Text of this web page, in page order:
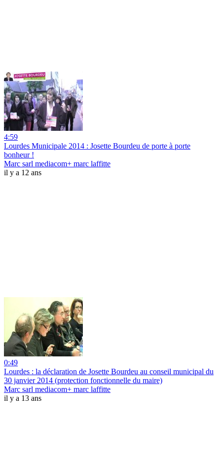
4:59
Lourdes Municipale 2014 : Josette Bourdeu de porte à porte
bonheur !
Marc sarl mediacom+ marc laffitte
il y a 12 ans
0:49
Lourdes : la déclaration de Josette Bourdeu au conseil municipal du
30 janvier 2014 (protection fonctionnelle du maire)
Marc sarl mediacom+ marc laffitte
il y a 13 ans